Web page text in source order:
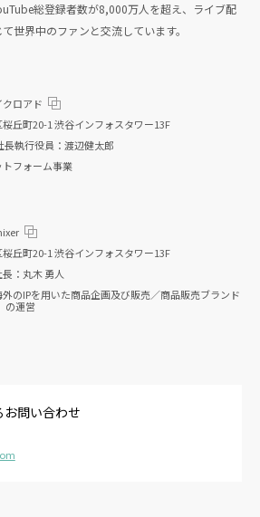
総登録者数が8,000万人を超え、ライブ配
世界中のファンと交流しています。
ロアド
丘町20-1 渋谷インフォスタワー13F
長執行役員：渡辺健太郎
フォーム事業
丘町20-1 渋谷インフォスタワー13F
：丸木 勇人
のIPを用いた商品企画及び販売／商品販売ブランド
の運営
問い合わせ